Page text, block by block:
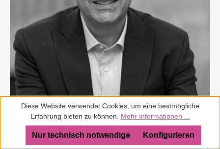
Diese Website verwendet Cookies, um eine bestmögliche
Erfahrung bieten zu können. Mehr Informationen ...
Nur technisch notwendige Konfigurieren